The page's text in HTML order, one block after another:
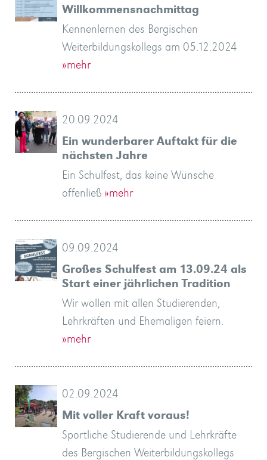
Willkommensnachmittag
Kennenlernen des Bergischen
Weiterbildungskollegs am 05.12.2024
»mehr
20.09.2024
Ein wunderbarer Auftakt für die
nächsten Jahre
Ein Schulfest, das keine Wünsche
offenließ »mehr
09.09.2024
Großes Schulfest am 13.09.24 als
Start einer jährlichen Tradition
Wir wollen mit allen Studierenden,
Lehrkräften und Ehemaligen feiern.
»mehr
02.09.2024
Mit voller Kraft voraus!
Sportliche Studierende und Lehrkräfte
des Bergischen Weiterbildungskollegs